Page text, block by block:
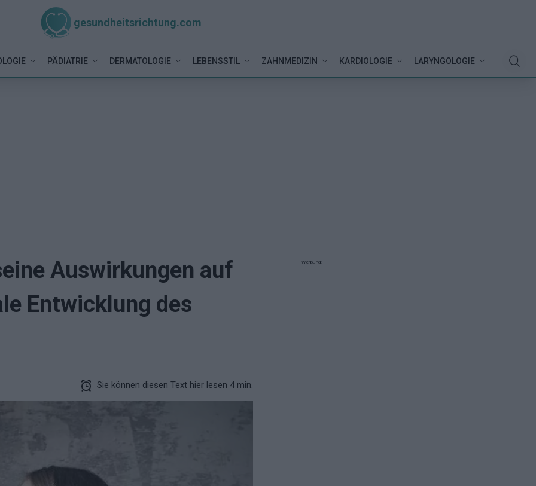
gesundheitsrichtung.com
PÄDIATRIE DERMATOLOGIE LEBENSSTIL ZAHNMEDIZIN KARDIOLOGIE LARYNGOLOGIE
Auswirkungen auf
Entwicklung des
Sie können diesen Text hier lesen 4 min.
Werbung: